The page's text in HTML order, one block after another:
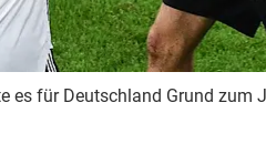
es für Deutschland Grund